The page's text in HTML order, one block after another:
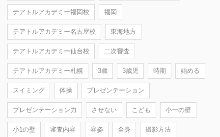
テアトルアカデミー福岡校 福岡
テアトルアカデミー名古屋校 東海地方
テアトルアカデミー仙台校 二次審査
テアトルアカデミー札幌 3歳 3歳児 時期 始める
スイミング 体操 プレゼンテーション
プレゼンテーション力 させない こども 小一の壁
小1の壁 審査内容 容姿 全身 撮影方法